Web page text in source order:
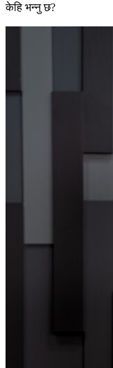
केहि भन्नु छ?